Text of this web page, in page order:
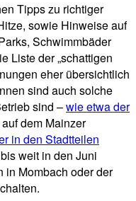
Tipps zu richtiger
sowie Hinweise auf
Schwimmbäder
Liste der „schattigen
eher übersichtlich
sind auch solche
sind –wie etwa der
auf dem Mainzer
in den Stadtteilen
weit in den Juni
in Mombach oder der